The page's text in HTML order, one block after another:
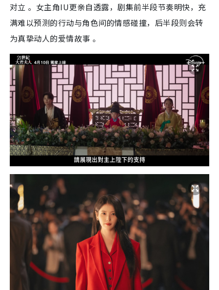
对立 。女主角IU更亲自透露，剧集前半段节奏明快，充
满难以预测的行动与角色间的情感碰撞，后半段则会转
为真挚动人的爱情故事 。